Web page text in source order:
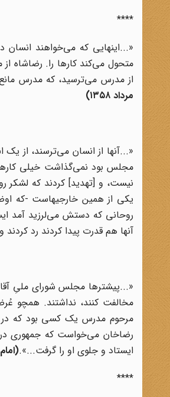
****
«...اینهایى که می‌خواهند انسان
متحول می‌کند کارها را. ‌رضاشاه
از مدرس می‌ترسید، که مدرس
مرداد ۱۳۵۸)
«...آنها از انسان می‌ترسند، از
مجلس بود نمی‌گذاشت خیلی کارها
نیست، و [تهدید] کردند که لشکر
یکی از همین خارجیهاست -که
روحانی که دستش می‌لرزید آمد
آنها هم قدرت پیدا کردند رد
«...پیشترها مجلس شورای ملیِ
مخالفت کنند، نداشتند. همچو
مرحوم مدرس یک کسی بود که در
رضاخان‌ می‌خواست که جمهوری
ایستاد و جلوی او را گرفت...».(امام
****